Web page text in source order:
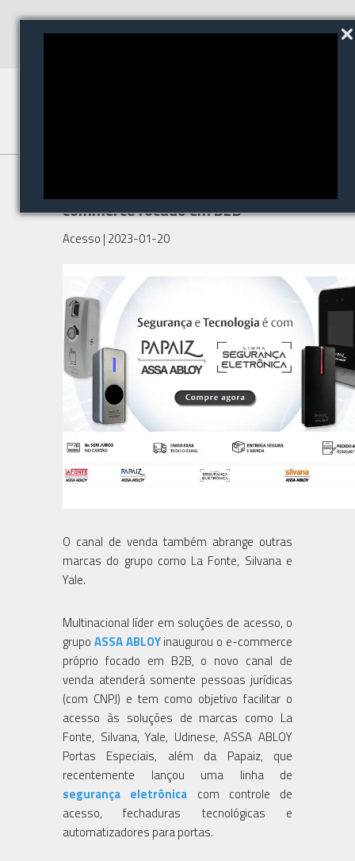
commerce focado em B2B
Acesso | 2023-01-20
O canal de venda também abrange outras
marcas do grupo como La Fonte, Silvana e
Yale.
Multinacional líder em soluções de acesso, o
grupo ASSA ABLOYinaugurou o e-commerce
próprio focado em B2B, o novo canal de
venda atenderá somente pessoas jurídicas
(com CNPJ) e tem como objetivo facilitar o
acesso às soluções de marcas como La
Fonte, Silvana, Yale, Udinese, ASSA ABLOY
Portas Especiais, além da Papaiz, que
recentemente lançou uma linha de
segurança eletrônica com controle de
acesso, fechaduras tecnológicas e
automatizadores para portas.